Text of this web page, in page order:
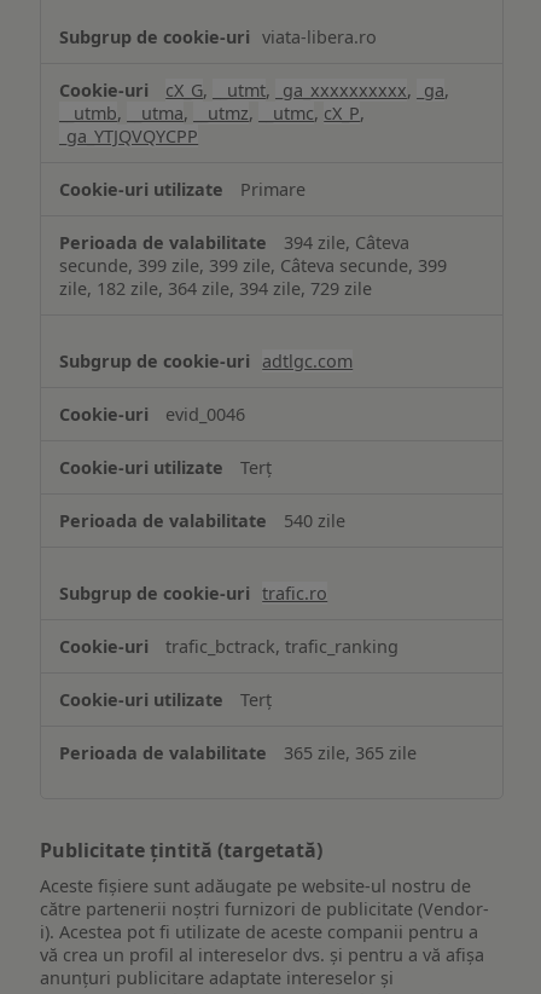
viata-libera.ro
cX_G, __utmt, _ga_xxxxxxxxxx, _ga,
__utmb, __utma, __utmz, __utmc, cX_P,
_ga_YTJQVQYCPP
Primare
394 zile, Câteva
secunde, 399 zile, 399 zile, Câteva secunde, 399
zile, 182 zile, 364 zile, 394 zile, 729 zile
adtlgc.com
evid_0046
Terț
540 zile
trafic.ro
trafic_bctrack, trafic_ranking
Terț
365 zile, 365 zile
Publicitate țintită (targetată)
Aceste fișiere sunt adăugate pe website-ul nostru de
către partenerii noștri furnizori de publicitate (Vendor-
i). Acestea pot fi utilizate de aceste companii pentru a
vă crea un profil al intereselor dvs. și pentru a vă afișa
anunțuri publicitare adaptate intereselor și